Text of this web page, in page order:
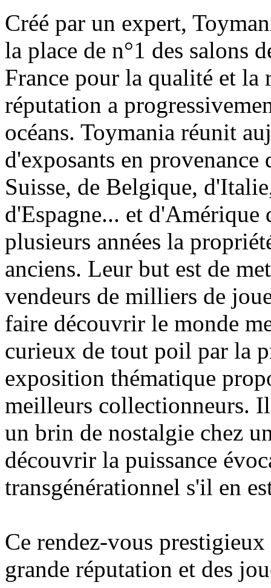
Créé par un expert,
la place de n°1 des salons
France pour la qualité et la
réputation a
océans. Toymania réunit
d'exposants en
Suisse, de Belgique,
d'Espagne... et
plusieurs années la
anciens. Leur but est de
vendeurs de milliers de
faire découvrir le monde
curieux de tout poil par la
exposition thématique
meilleurs collectionneurs.
un brin de nostalgie chez
découvrir la puissance
transgénérationnel s'il en
Ce rendez-vous
grande réputation et des